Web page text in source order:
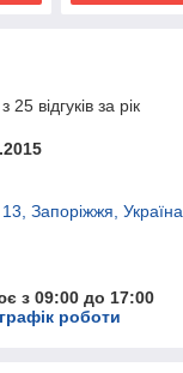
відгуків за рік
Запоріжжя, Україна
з 09:00 до 17:00
роботи